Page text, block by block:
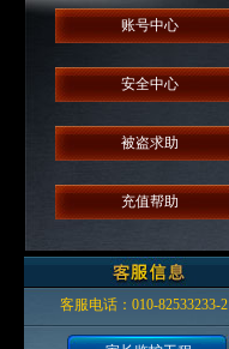
账号中心
安全中心
被盗求助
充值帮助
客服电话：010-82533233-2